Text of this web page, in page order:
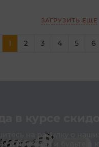
ЗАГРУЗИТЬ ЕЩЕ
1(current)
2 3 4 5 6
в курсе
на расылку о
и новостях и будьте в